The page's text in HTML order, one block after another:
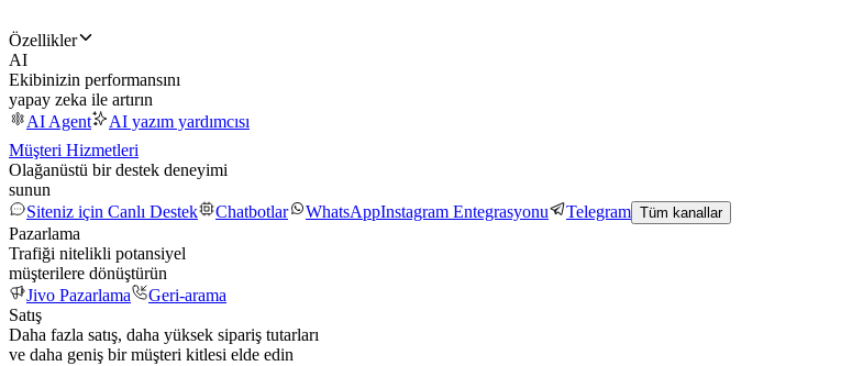
Özellikler
AI
Ekibinizin performansını
yapay zeka ile artırın
AI Agent
AI yazım yardımcısı
Müşteri Hizmetleri
Olağanüstü bir destek deneyimi
sunun
Siteniz için Canlı Destek
Chatbotlar WhatsAppInstagram Entegrasyonu Telegram Tüm kanallar
Pazarlama
Trafiği nitelikli potansiyel
müşterilere dönüştürün
Jivo Pazarlama
Geri-arama
Satış
Daha fazla satış, daha yüksek sipariş tutarları
ve daha geniş bir müşteri kitlesi elde edin